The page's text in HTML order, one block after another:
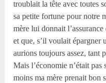
troublait la tête avec toutes
sa petite fortune pour notre
mère lui donnait
et que, s’il voulait épargner
aurions toujours assez, tant
Mais l’économie n’était
moins ma mère prenait bon